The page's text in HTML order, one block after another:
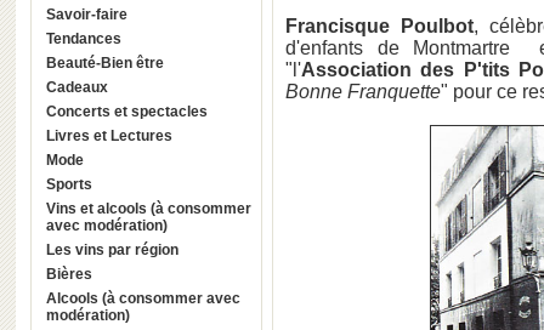
Savoir-faire
Tendances
Beauté-Bien être
Cadeaux
Concerts et spectacles
Livres et Lectures
Mode
Sports
Vins et alcools (à consommer
avec modération)
Les vins par région
Bières
Alcools (à consommer avec
modération)
Francisque Poulbot,
d'enfants de Montmartre
"l'Association des P'tits
Bonne Franquette" pour ce